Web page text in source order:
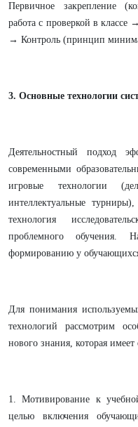
Первичное закрепление
работа с проверкой в
→ Контроль (принцип
3. Основные технологии
Деятельностный подход
современными
игровые технологии
интеллектуальные
технология
проблемного обучения.
формированию у
Для понимания
технологий рассмотрим
нового знания, которая
1. Мотивирование к
целью включения